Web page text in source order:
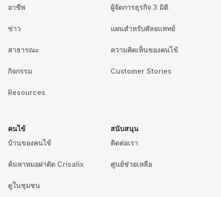
อาชีพ
ข่าว
สาธารณะ
กิจกรรม
Resources
ผู้จัดการธุรกิจ 3 มิติ
แผนสำหรับศัลยแพทย์
ความคิดเห็นของคนไข้
Customer Stories
คนไข้
บ้านของคนไข้
ค้นหาหมอผ่าตัด Crisalix
ดูในชุมชน
สนับสนุน
ติดต่อเรา
ศูนย์ช่วยเหลือ